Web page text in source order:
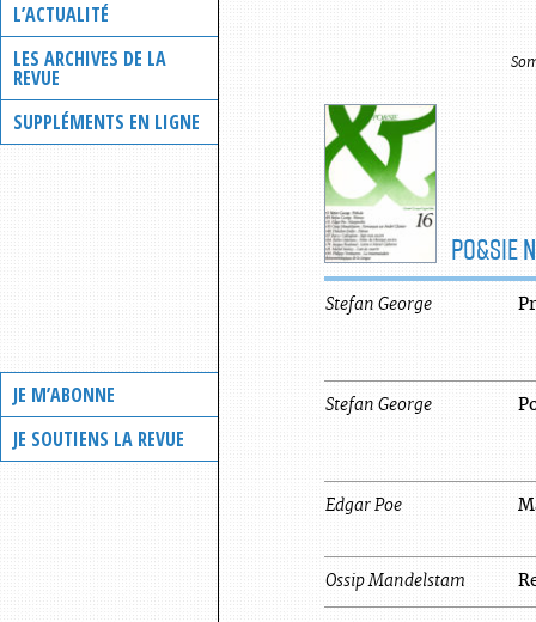
L’ACTUALITÉ
LES ARCHIVES DE LA
REVUE
SUPPLÉMENTS EN LIGNE
JE M’ABONNE
JE SOUTIENS LA REVUE
PO&SIE
Stefan George
Stefan George
Edgar Poe
Ossip Mandelstam